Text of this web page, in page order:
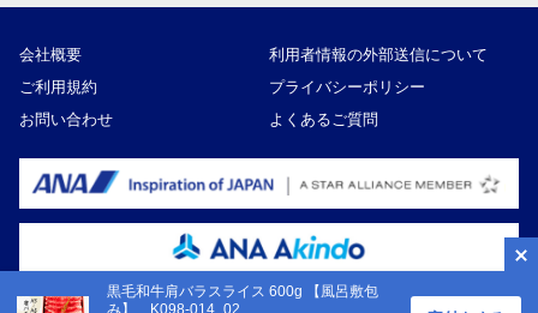
黒毛和牛肩バラスライス 600g 【風呂敷包
み】 K098-014_02
会社概要
利用者情報の外部送信について
ご利用規約
プライバシーポリシー
お問い合わせ
よくあるご質問